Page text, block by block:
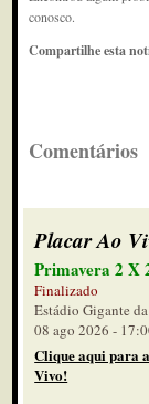
conosco.
Compartilhe esta
Comentários
Placar Ao
Primavera 2 X
Finalizado
Estádio Gigante
08 ago 2026 -
Clique aqui para
Vivo!